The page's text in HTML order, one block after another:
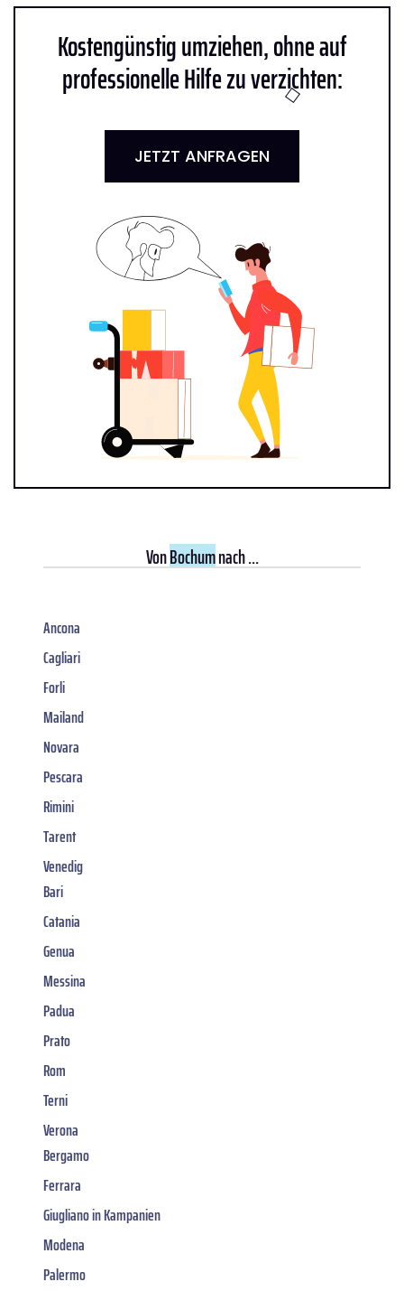
Kostengünstig umziehen, ohne auf
professionelle Hilfe zu verzichten:
JETZT ANFRAGEN
VonBochumnach ...
Ancona
Cagliari
Forli
Mailand
Novara
Pescara
Rimini
Tarent
Venedig
Bari
Catania
Genua
Messina
Padua
Prato
Rom
Terni
Verona
Bergamo
Ferrara
Giugliano in Kampanien
Modena
Palermo